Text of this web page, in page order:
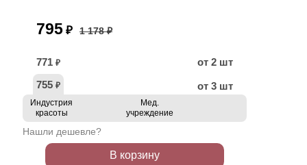
795 ₽ 1 178 ₽
771 ₽
от 2 шт
755 ₽ от 3 шт
Индустрия
красоты
Мед.
учреждение
Нашли дешевле?
В корзину